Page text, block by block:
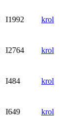
I1992 krol
I2764 krol
I484 krol
I649 krol